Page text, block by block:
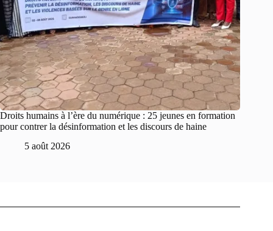
Droits humains à l’ère du numérique : 25 jeunes en formation
pour contrer la désinformation et les discours de haine
5 août 2026